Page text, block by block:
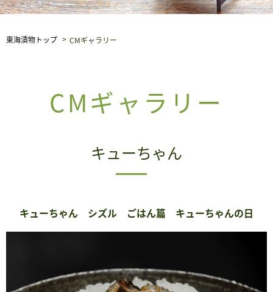
東海漬物トップ CMギャラリー
CMギャラリー
キューちゃん
キューちゃん シズル ごはん篇 キューちゃんの日